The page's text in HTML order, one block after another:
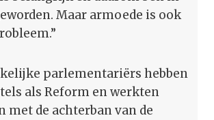
Maar armoede is ook
parlementariërs hebben
als Reform en werkten
met de achterban van de